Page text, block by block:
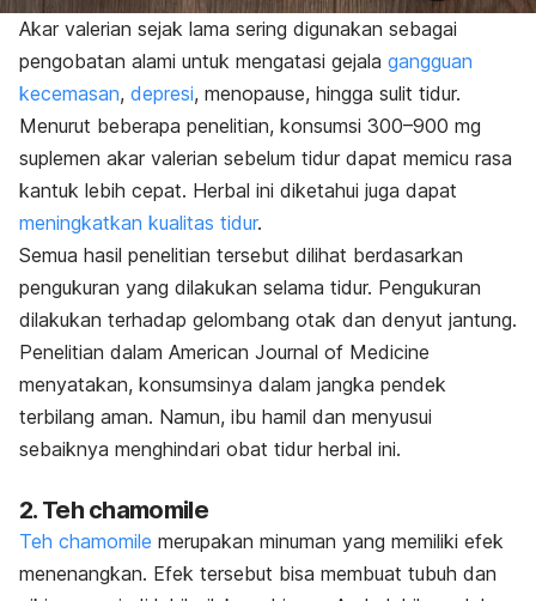
Akar valerian sejak lama sering digunakan sebagai
pengobatan alami untuk mengatasi gejala gangguan
kecemasan, depresi, menopause, hingga sulit tidur.
Menurut beberapa penelitian, konsumsi 300–900 mg
suplemen akar valerian sebelum tidur dapat memicu rasa
kantuk lebih cepat. Herbal ini diketahui juga dapat
meningkatkan kualitas tidur.
Semua hasil penelitian tersebut dilihat berdasarkan
pengukuran yang dilakukan selama tidur. Pengukuran
dilakukan terhadap gelombang otak dan denyut jantung.
Penelitian dalam American Journal of Medicine
menyatakan, konsumsinya dalam jangka pendek
terbilang aman. Namun, ibu hamil dan menyusui
sebaiknya menghindari obat tidur herbal ini.
2. Teh chamomile
Teh chamomile merupakan minuman yang memiliki efek
menenangkan. Efek tersebut bisa membuat tubuh dan